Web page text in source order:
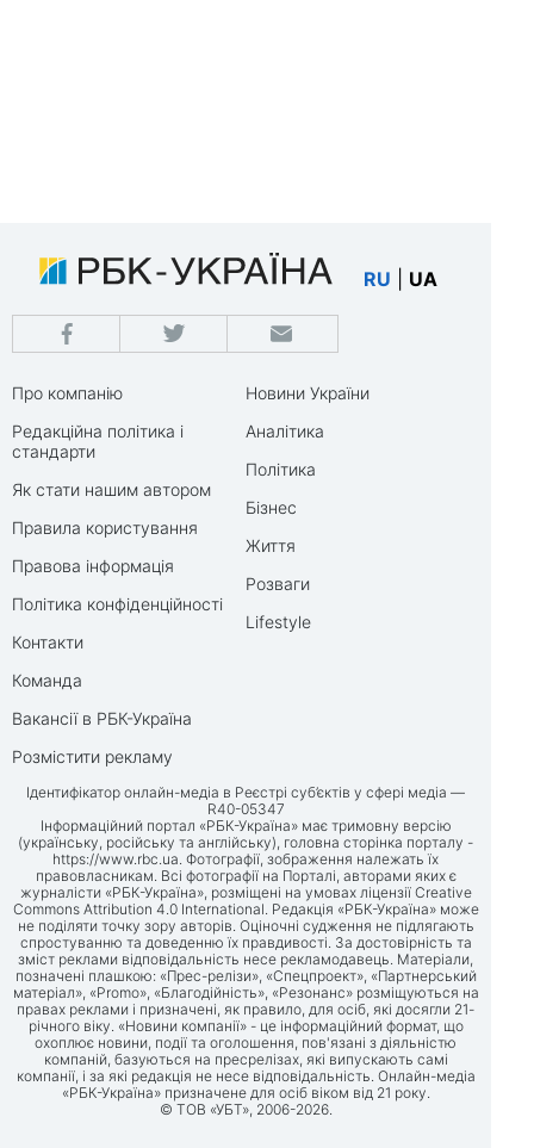
RU UA
Про компанію
Редакційна політика і
стандарти
Як стати нашим автором
Правила користування
Правова інформація
Політика конфіденційності
Контакти
Команда
Вакансії в РБК-Україна
Розмістити рекламу
Новини України
Аналітика
Політика
Бізнес
Життя
Розваги
Lifestyle
Ідентифікатор онлайн-медіа в Реєстрі суб’єктів у сфері медіа —
R40-05347
Інформаційний портал «РБК-Україна» має тримовну версію
(українську, російську та англійську), головна сторінка порталу -
https://www.rbc.ua. Фотографії, зображення належать їх
правовласникам. Всі фотографії на Порталі, авторами яких є
журналісти «РБК-Україна», розміщені на умовах ліцензії Creative
Commons Attribution 4.0 International. Редакція «РБК-Україна» може
не поділяти точку зору авторів. Оціночні судження не підлягають
спростуванню та доведенню їх правдивості. За достовірність та
зміст реклами відповідальність несе рекламодавець. Матеріали,
позначені плашкою: «Прес-релізи», «Спецпроект», «Партнерський
матеріал», «Promo», «Благодійність», «Резонанс» розміщуються на
правах реклами і призначені, як правило, для осіб, які досягли 21-
річного віку. «Новини компанії» - це інформаційний формат, що
охоплює новини, події та оголошення, пов'язані з діяльністю
компаній, базуються на пресрелізах, які випускають самі
компанії, і за які редакція не несе відповідальність. Онлайн-медіа
«РБК-Україна» призначене для осіб віком від 21 року.
© ТОВ «УБТ», 2006-2026.